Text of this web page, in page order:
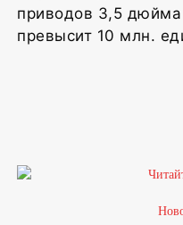
приводов 3,5 дюйма
превысит 10 млн.